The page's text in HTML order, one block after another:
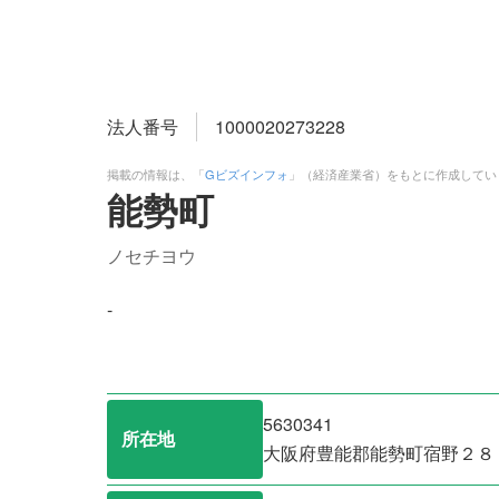
法人番号 1000020273228
掲載の情報は、「Gビズインフォ 」（経済産業省）をもとに作成して
能勢町
ノセチヨウ
-
所在地
5630341
大阪府豊能郡能勢町宿野２８